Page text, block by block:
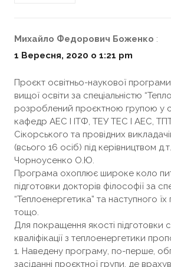
Михайло Федорович Боженко :
1 Вересня, 2020 о 1:21 pm
Проєкт освітньо-наукової
вищої освіти за спеціальністю
розроблений проєктною групою у
кафедр АЕС І ІТФ, ТЕУ ТЕС І АЕС, ТПТ
Сікорського та провідних
(всього 16 осіб) під керівництвом
Чорноусенко О.Ю.
Програма охоплює широке коло
підготовки докторів філософії за
“Теплоенергетика” та наступного
тощо.
Для покращення якості підготовки
кваліфікації з теплоенергетики
1. Наведену програму, по-перше,
засіданні проєктної групи, де